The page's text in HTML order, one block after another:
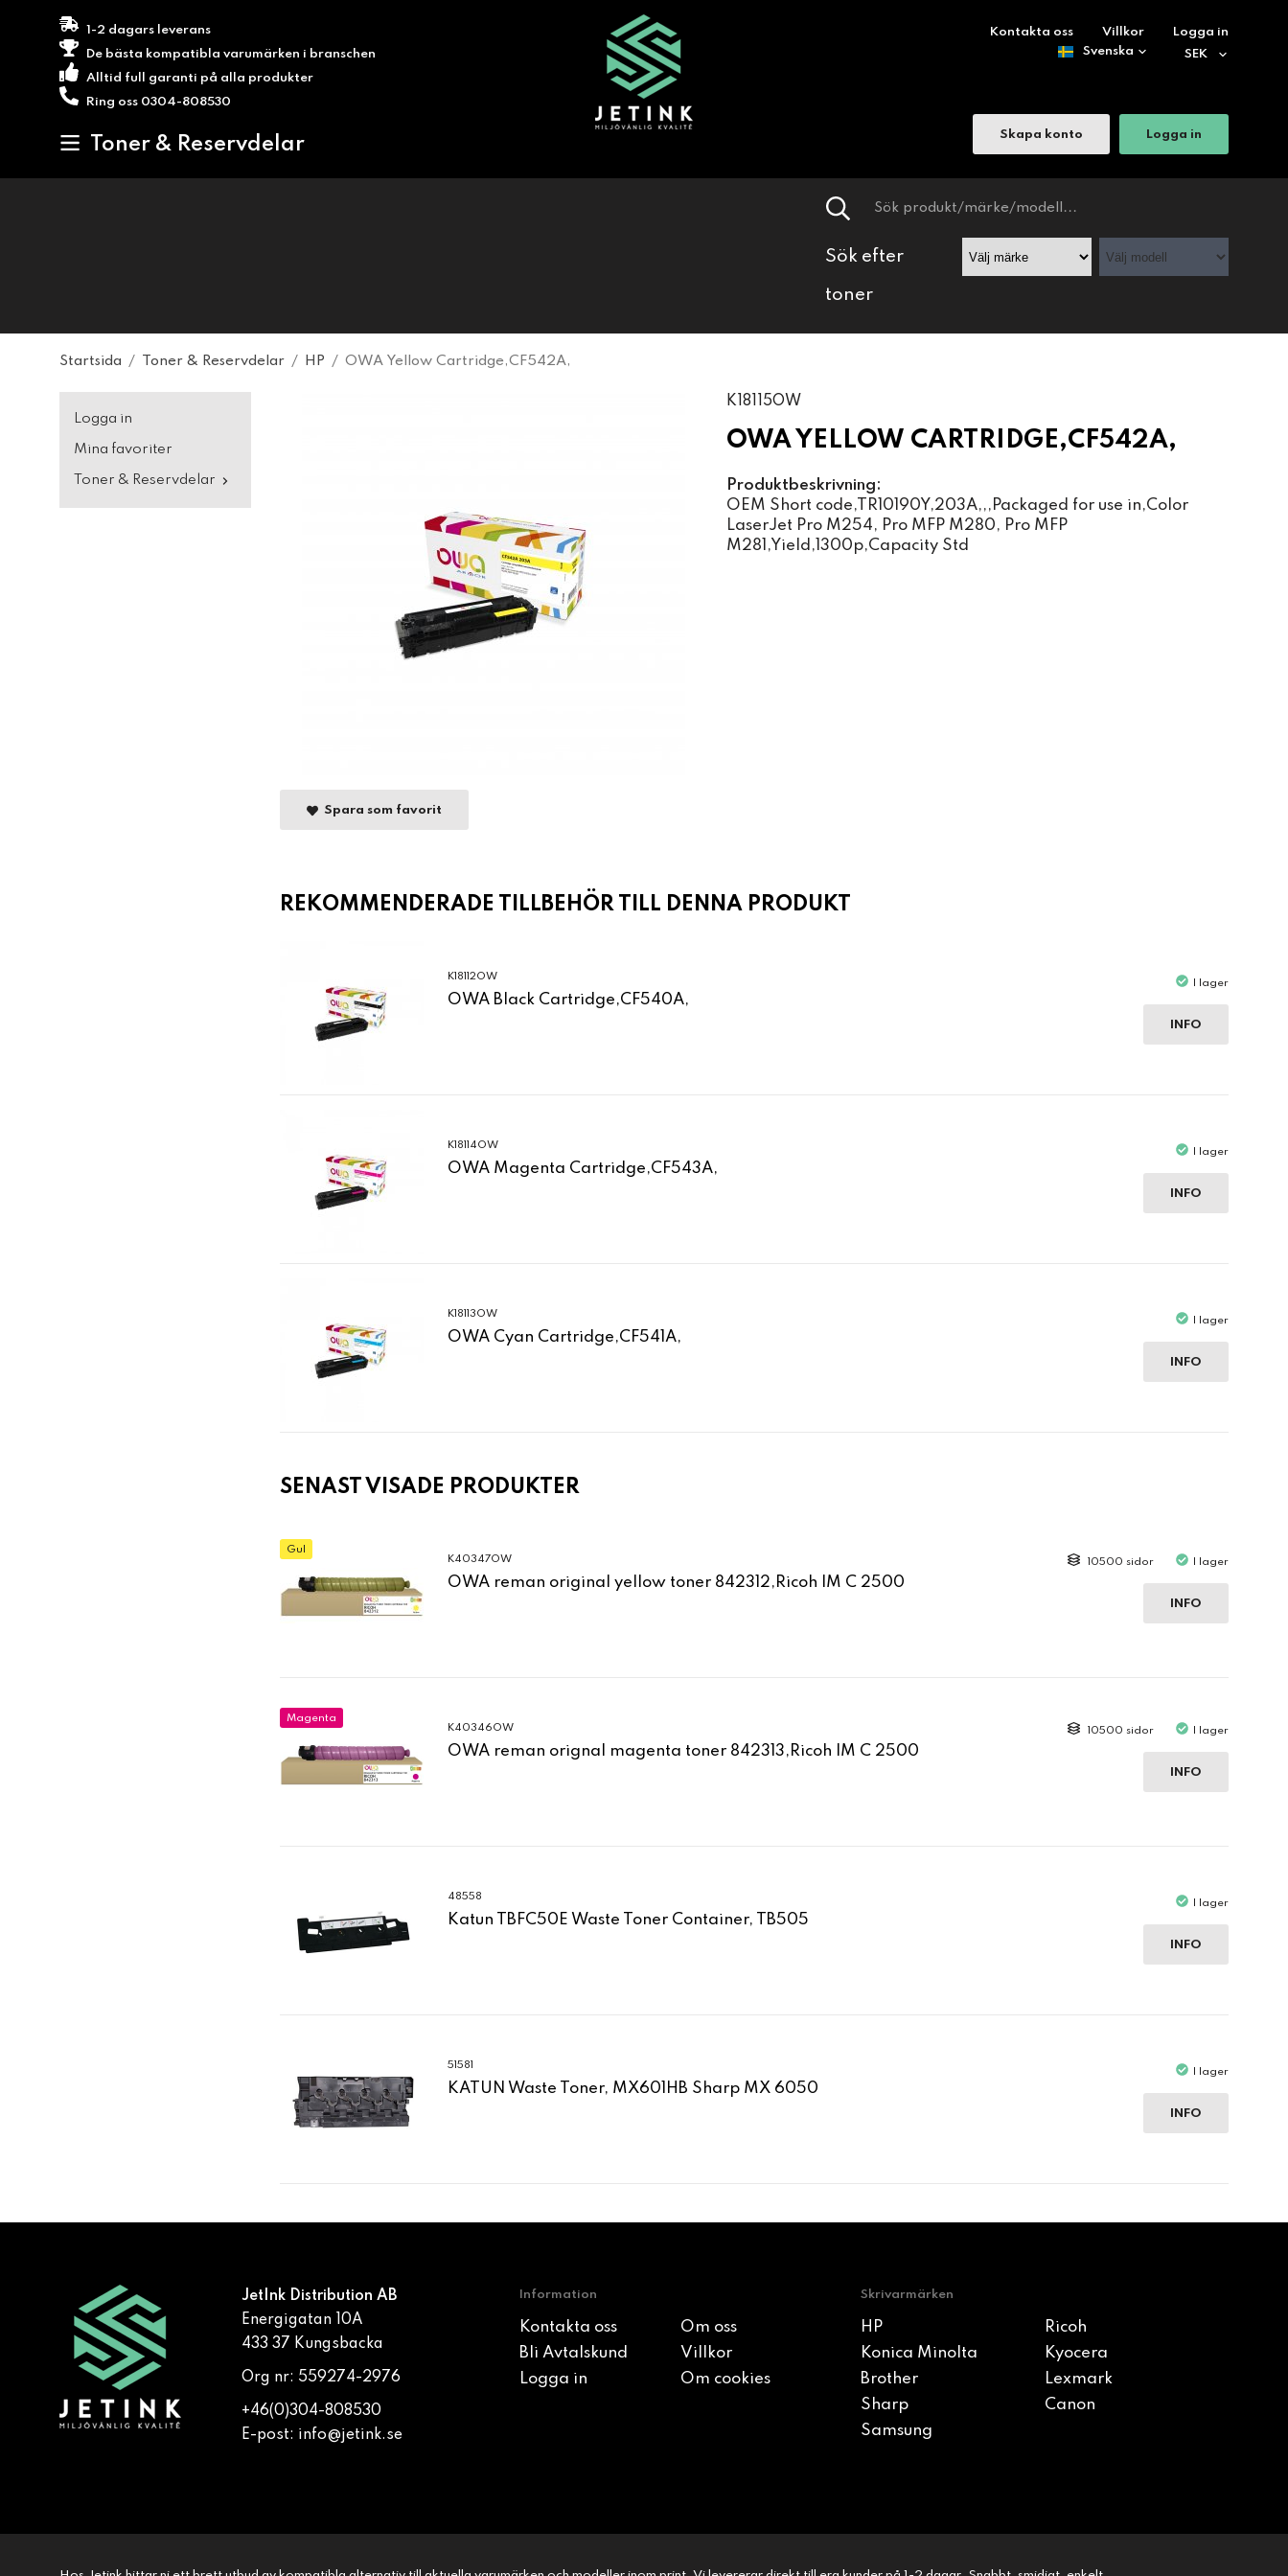
1-2 dagars leverans
De bästa kompatibla varumärken i branschen
Alltid full garanti på alla produkter
Ring oss 0304-808530
Toner & Reservdelar
Kontakta oss Villkor Logga in
Skapa konto Logga in
Sök efter
toner
Startsida / Toner & Reservdelar / HP / OWA Yellow Cartridge,CF542A,
Logga in
Mina favoriter
Toner & Reservdelar
K18115OW
OWA YELLOW CARTRIDGE,CF542A,
Produktbeskrivning:
OEM Short code,TR10190Y,203A,,,Packaged for use in,Color
LaserJet Pro M254, Pro MFP M280, Pro MFP
M281,Yield,1300p,Capacity Std
Spara som favorit
REKOMMENDERADE TILLBEHÖR TILL DENNA PRODUKT
K18112OW
OWA Black Cartridge,CF540A,
I lager
INFO
K18114OW
OWA Magenta Cartridge,CF543A,
I lager
INFO
K18113OW
OWA Cyan Cartridge,CF541A,
I lager
INFO
SENAST VISADE PRODUKTER
Gul
K40347OW
OWA reman original yellow toner 842312,Ricoh IM C 2500
10500 sidor I lager
INFO
Magenta
K40346OW
OWA reman orignal magenta toner 842313,Ricoh IM C 2500
10500 sidor I lager
INFO
48558
Katun TBFC50E Waste Toner Container, TB505
I lager
INFO
51581
KATUN Waste Toner, MX601HB Sharp MX 6050
I lager
INFO
JetInk Distribution AB
Energigatan 10A
433 37 Kungsbacka
Org nr: 559274-2976
+46(0)304-808530
E-post: info@jetink.se
Information
Kontakta oss
Om oss
Bli Avtalskund
Villkor
Logga in
Om cookies
Skrivarmärken
HP
Ricoh
Konica Minolta
Kyocera
Brother
Lexmark
Sharp
Canon
Samsung